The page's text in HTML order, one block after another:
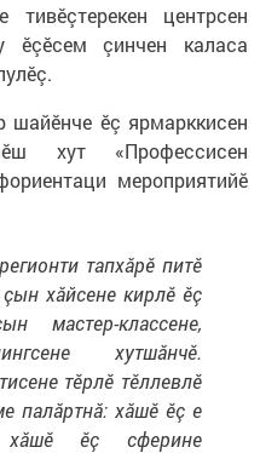
тивӗçтерекен центрсен
ӗçӗсем çинчен каласа
шайӗнче ӗç ярмарккисен
хут «Профессисен
мероприятийӗ
тапхăрӗ питӗ
хăйсене кирлӗ ӗç
мастер-классене,
хутшăнчӗ.
тӗрлӗ тӗллевлӗ
палăртнă: хăшӗ ӗç е
хăшӗ ӗç сферине